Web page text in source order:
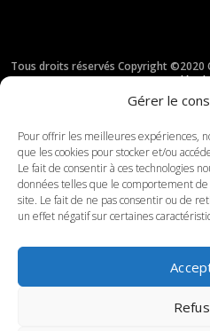
Gérer le
Pour offrir les meilleures expériences,
que les cookies pour stocker et/ou
Le fait de consentir à ces technologies
données telles que le comportement
site. Le fait de ne pas consentir ou de
un effet négatif sur certaines
Tous droits réservés Copyright ©2020
Graphissime.com
L’abus
consommer